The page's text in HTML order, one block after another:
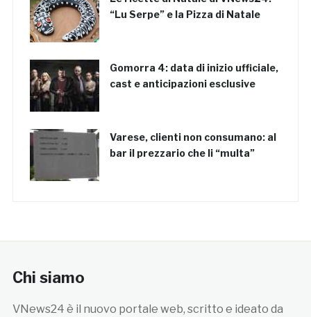
“Lu Serpe” e la Pizza di Natale
Gomorra 4: data di inizio ufficiale,
cast e anticipazioni esclusive
Varese, clienti non consumano: al
bar il prezzario che li “multa”
Chi siamo
VNews24 è il nuovo portale web, scritto e ideato da